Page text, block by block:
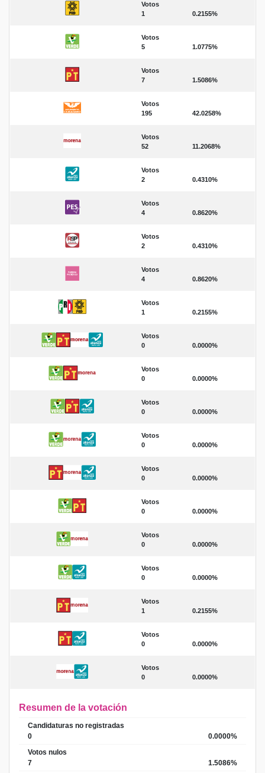
Votos
1
0.2155%
Votos
5
1.0775%
Votos
7
1.5086%
Votos
195
42.0258%
Votos
52
11.2068%
Votos
2
0.4310%
Votos
4
0.8620%
Votos
2
0.4310%
Votos
4
0.8620%
Votos
1
0.2155%
Votos
0
0.0000%
Votos
0
0.0000%
Votos
0
0.0000%
Votos
0
0.0000%
Votos
0
0.0000%
Votos
0
0.0000%
Votos
0
0.0000%
Votos
0
0.0000%
Votos
1
0.2155%
Votos
0
0.0000%
Votos
0
0.0000%
Resumen de la votación
Candidaturas no registradas
0
0.0000%
Votos nulos
7
1.5086%